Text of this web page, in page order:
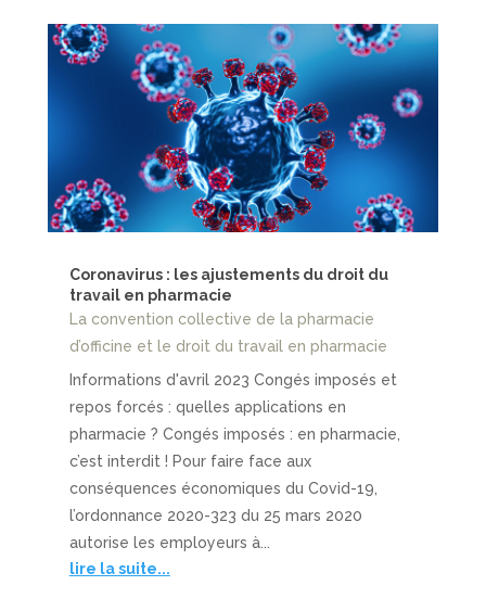
Coronavirus : les ajustements du droit du
travail en pharmacie
La convention collective de la pharmacie
d’officine et le droit du travail en pharmacie
Informations d'avril 2023 Congés imposés et
repos forcés : quelles applications en
pharmacie ? Congés imposés : en pharmacie,
c’est interdit ! Pour faire face aux
conséquences économiques du Covid-19,
l’ordonnance 2020-323 du 25 mars 2020
autorise les employeurs à...
lire la suite...